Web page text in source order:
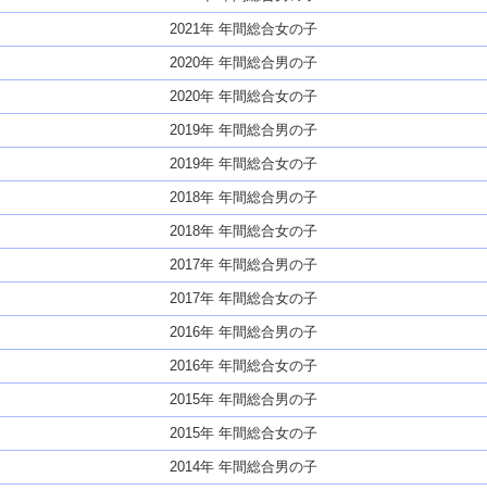
2021年 年間総合女の子
2020年 年間総合男の子
2020年 年間総合女の子
2019年 年間総合男の子
2019年 年間総合女の子
2018年 年間総合男の子
2018年 年間総合女の子
2017年 年間総合男の子
2017年 年間総合女の子
2016年 年間総合男の子
2016年 年間総合女の子
2015年 年間総合男の子
2015年 年間総合女の子
2014年 年間総合男の子